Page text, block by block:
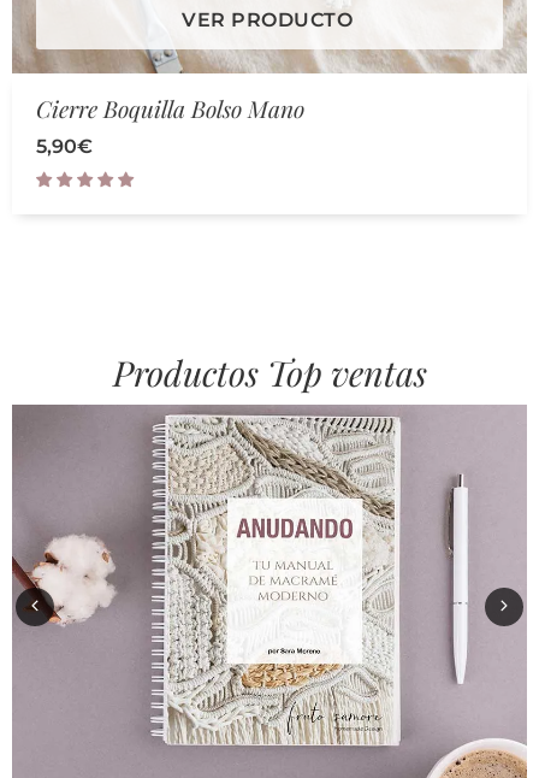
VER PRODUCTO
Cierre Boquilla Bolso Mano
5,90€
Productos Top ventas